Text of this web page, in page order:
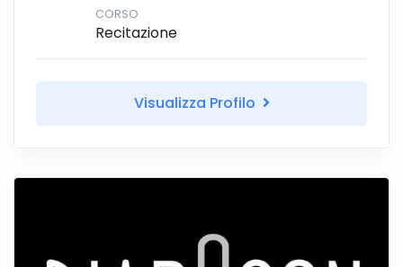
CORSO
Recitazione
Visualizza Profilo